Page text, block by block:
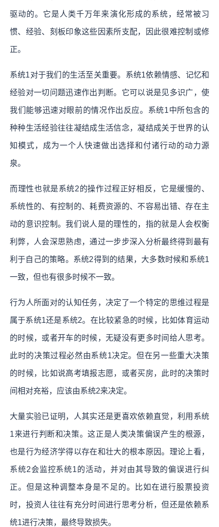
驱动的。它是人类千万年来演化形成的系统，经常被习
惯、经验、刻板印象这些因素所支配，因此很难控制或修
正。
系统1对于我们的生活至关重要。系统1依赖情感、记忆和
经验对一切问题迅速作出判断。它可以说是见多识广，使
我们能够迅速对眼前的情况作出反应。系统1中所包含的
种种生活经验往往凝结成生活信念，凝结成关于世界的认
知模式，成为一个人快速做出选择和付诸行动的动力源
泉。
而理性也就是系统2的操作过程正好相反，它是缓慢的、
系统性的、有控制的、耗费资源的、不容易出错、存在主
动的意识控制。我们说人是的理性的，指的就是人会权衡
利弊，人会深思熟虑，通过一步步深入分析最终得到最有
利于自己的策略。系统2得到的结果，大多数时候和系统1
一致，但也有很多时候不一致。
行为人所面对的认知任务，决定了一个特定的思维过程是
属于系统1还是系统2。在比较紧急的时候，比如体育运动
的时候，或者开车的时候，无疑没有更多时间给人思考。
此时的决策过程必然由系统1决定。但在另一些重大决策
的时候，比如说高考填报志愿，或者买房，此时的决策时
间相对充裕，应该由系统2来决定。
大量实验已证明，人其实还是更喜欢依赖直觉，利用系统
1来进行判断和决策。这正是人类决策偏误产生的根源，
也是行为经济学得以存在和壮大的根本原因。理论上看，
系统2会监控系统1的活动，并对由其导致的偏误进行纠
正。但是这种调整本身是不足的。比如在进行股票投资
时，投资人往往有充分时间进行思考分析，但还是依赖系
统1进行决策，最终导致损失。